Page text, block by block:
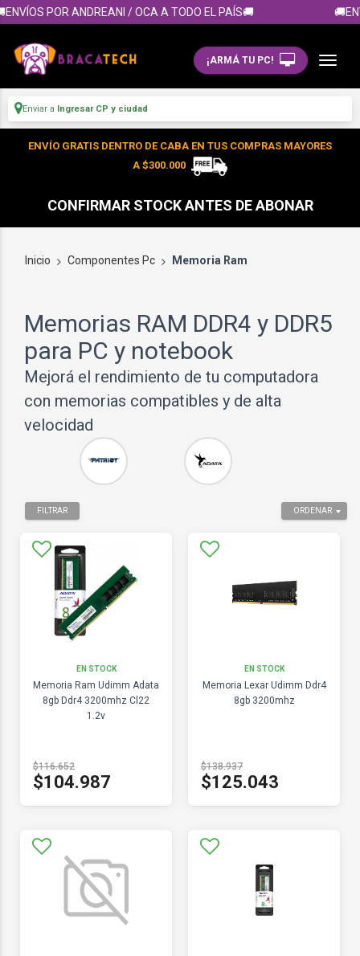
POR ANDREANI / OCA A TODO EL PAÍS🚚
¡ARMÁ TU PC!
Enviar a Ingresar CP y ciudad
ENVÍO GRATIS DENTRO DE CABA EN TUS COMPRAS MAYORES
A $300.000
CONFIRMAR STOCK ANTES DE ABONAR
Inicio Componentes Pc Memoria Ram
Memorias RAM DDR4 y DDR5
para PC y notebook
Mejorá el rendimiento de tu computadora
con memorias compatibles y de alta
velocidad
ORDENAR
FILTRAR
EN STOCK
Memoria Ram Udimm Adata
8gb Ddr4 3200mhz Cl22
1.2v
$116.652
$104.987
EN STOCK
Memoria Lexar Udimm Ddr4
8gb 3200mhz
$138.937
$125.043